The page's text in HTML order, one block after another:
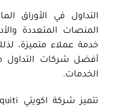
التداول في الأوراق
المنصات المتعددة
خدمة عملاء متميزة،
أفضل شركات التداول
الخدمات.